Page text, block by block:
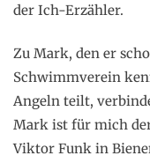
der Ich-Erzähler.
Zu Mark, den er
Schwimmverein
Angeln teilt,
Mark ist für mich
Viktor Funk in